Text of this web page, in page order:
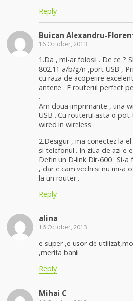
Reply
Buican Alexandru-
16 October, 2013
1.Da , mi-ar folosii . De ce ?
802.11 a/b/g/n ,port USB ,
cu raza de acoperire
antene . E routerul perfect
.
Am doua imprimante , una
USB . Cu routerul asta o pot
wired in wireless .
2.Desigur , ma conectez la
si telefonul . In ziua de azi e
Detin un D-link Dir-600 . Si-
, dar e cam vechi si nu mi-a
la un router .
Reply
alina
16 October, 2013
e super ,e usor de
,merita banii
Reply
Mihai C